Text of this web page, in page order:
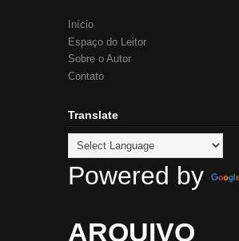
Início
Espaço do Leitor
Sobre o Autor
Contato
Translate
Powered by
ARQUIVO